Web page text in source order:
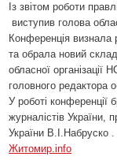
Із звітом роботи
виступив голова
Конференція визнала
та обрала новий
обласної
головного редактора
У роботі конференції
журналістів України,
України В.І.Набруско .
Житомир.info